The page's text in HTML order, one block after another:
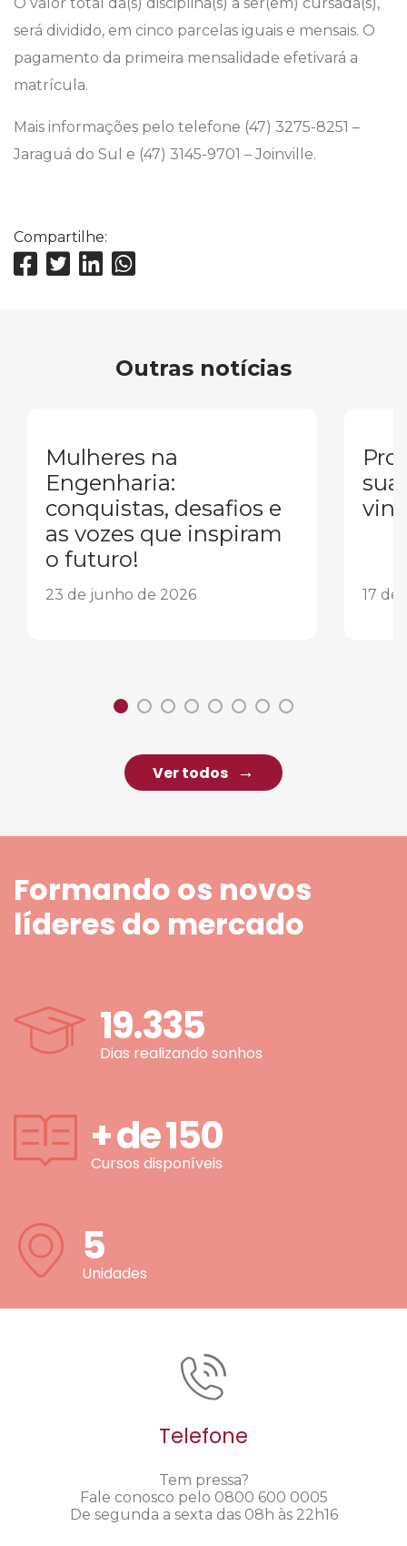
O valor total da(s) disciplina(s) a ser(em) cursada(s),
será dividido, em cinco parcelas iguais e mensais. O
pagamento da primeira mensalidade efetivará a
matrícula.
Mais informações pelo telefone (47) 3275-8251 –
Jaraguá do Sul e (47) 3145-9701 – Joinville.
Compartilhe:
Outras notícias
Mulheres na
Engenharia:
conquistas, desafios e
as vozes que inspiram
o futuro!
23 de junho de 2026
sua
17 de
Ver todos
Formando os novos
líderes do mercado
19.335
Dias realizando sonhos
+ de150
Cursos disponíveis
5
Unidades
Telefone
Tem pressa?
Fale conosco pelo 0800 600 0005
De segunda a sexta das 08h às 22h16